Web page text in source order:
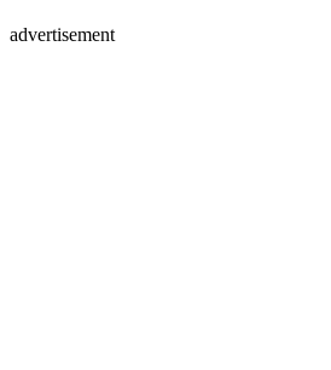
advertisement